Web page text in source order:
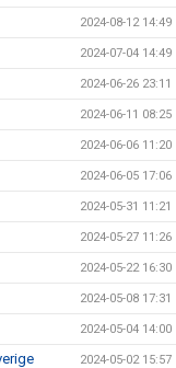
2024-08-12 14:49
2024-07-04 14:49
2024-06-26 23:11
2024-06-11 08:25
2024-06-06 11:20
2024-06-05 17:06
2024-05-31 11:21
2024-05-27 11:26
2024-05-22 16:30
2024-05-08 17:31
2024-05-04 14:00
2024-05-02 15:57